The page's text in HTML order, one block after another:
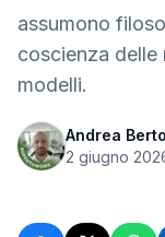
assumono
coscienza delle
modelli.
Andrea
2 giugno